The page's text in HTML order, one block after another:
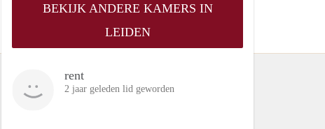
BEKIJK ANDERE KAMERS IN
LEIDEN
rent
2 jaar geleden lid geworden